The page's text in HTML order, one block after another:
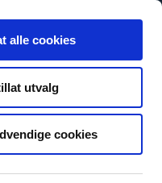
alle cookies
utvalg
cookies